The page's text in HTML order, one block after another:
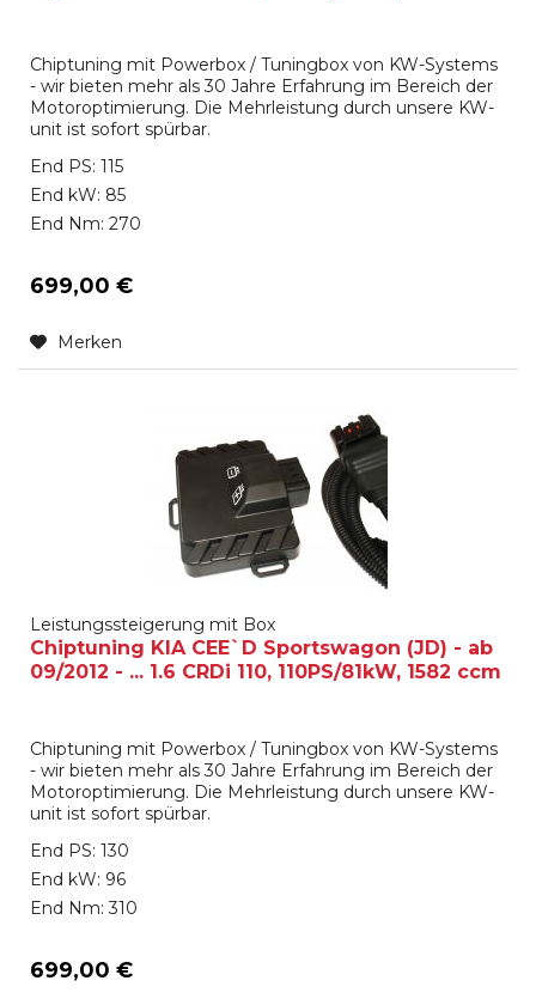
Chiptuning mit Powerbox / Tuningbox von KW-Systems
- wir bieten mehr als 30 Jahre Erfahrung im Bereich der
Motoroptimierung. Die Mehrleistung durch unsere KW-
unit ist sofort spürbar.
End PS: 115
End kW: 85
End Nm: 270
699,00 €
Merken
Leistungssteigerung mit Box
Chiptuning KIA CEE`D Sportswagon (JD) - ab
09/2012 - ... 1.6 CRDi 110, 110PS/81kW, 1582 ccm
Chiptuning mit Powerbox / Tuningbox von KW-Systems
- wir bieten mehr als 30 Jahre Erfahrung im Bereich der
Motoroptimierung. Die Mehrleistung durch unsere KW-
unit ist sofort spürbar.
End PS: 130
End kW: 96
End Nm: 310
699,00 €